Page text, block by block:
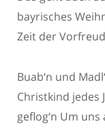
bayrisches
Zeit der
Buab‘n und
Christkind jedes
geflog‘n Um uns